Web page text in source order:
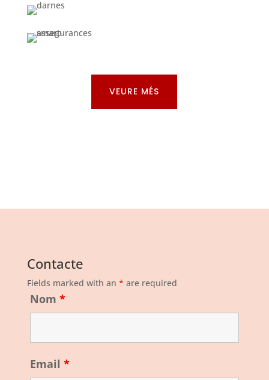
VEURE MÉS
Contacte
Fields marked with an * are required
Nom *
Email *